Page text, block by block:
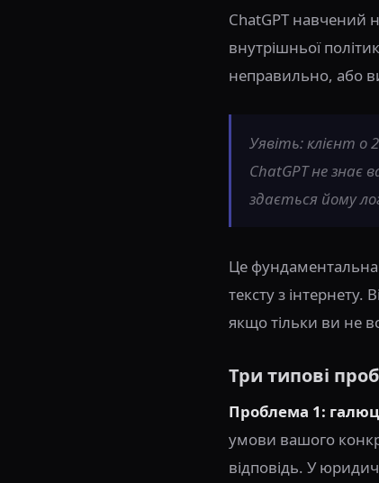
ChatGPT навчений
внутрішньої
неправильно, або
Уявіть: клієнт о
ChatGPT не знає
здається йому
Це фундаментальна
тексту з
якщо тільки ви не
Три типові
Проблема 1:
умови вашого
відповідь. У